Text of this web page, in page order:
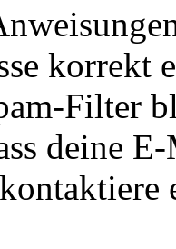
korrekt
Filter
deine